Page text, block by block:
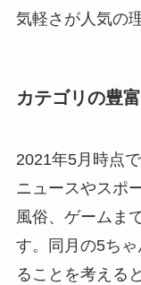
気軽さが人気の
カテゴリの豊
2021年5月時点で
ニュースやスポ
風俗、ゲームま
す。同月の5ち
ることを考える